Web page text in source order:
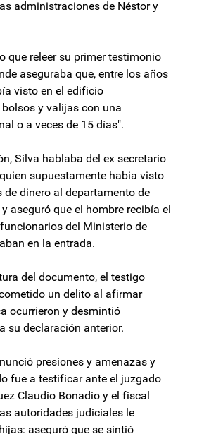
administraciones de Néstor y
que releer su primer testimonio
aseguraba que, entre los años
visto en el edificio
y valijas con una
o a veces de 15 días".
Silva hablaba del ex secretario
supuestamente habia visto
de dinero al departamento de
aseguró que el hombre recibía el
del Ministerio de
en la entrada.
del documento, el testigo
un delito al afirmar
ocurrieron y desmintió
su declaración anterior.
presiones y amenazas y
fue a testificar ante el juzgado
Claudio Bonadio y el fiscal
autoridades judiciales le
aseguró que se sintió